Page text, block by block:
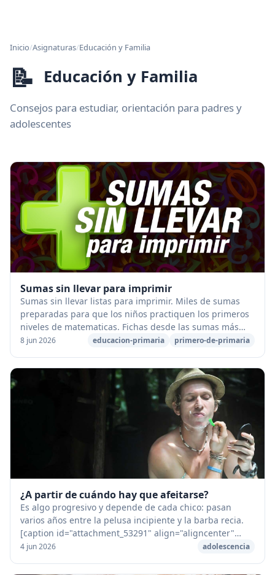
Inicio/Asignaturas/Educación y Familia
📝 Educación y Familia
Consejos para estudiar, orientación para padres y
adolescentes
Sumas sin llevar para imprimir
Sumas sin llevar listas para imprimir. Miles de sumas
preparadas para que los niños practiquen los primeros
niveles de matematicas. Fichas desde las sumas más
básicas de una cifra, hasta seis cifras. ...
8 jun 2026 educacion-primaria primero-de-primaria
¿A partir de cuándo hay que afeitarse?
Es algo progresivo y depende de cada chico: pasan
varios años entre la pelusa incipiente y la barba recia.
[caption id="attachment_53291" align="aligncenter"
width="600"] A partir de cuándo hay que a...
4 jun 2026 adolescencia